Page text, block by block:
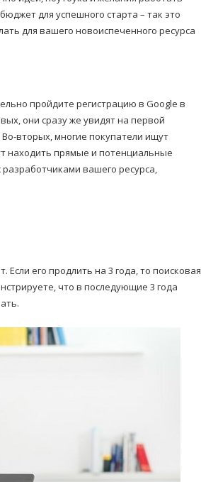
для успешного старта – так это
для вашего новоиспеченного ресурса
пройдите регистрацию в Google в
они сразу же увидят на первой
вторых, многие покупатели ищут
находить прямые и потенциальные
разработчиками вашего ресурса,
его продлить на 3 года, то поисковая
что в последующие 3 года